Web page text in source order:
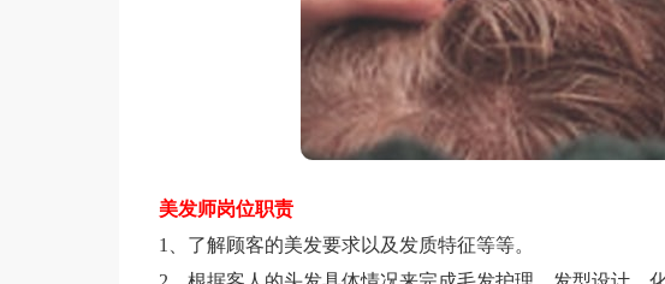
美发师岗位职责
1、了解顾客的美发要求以及发质特征等等。